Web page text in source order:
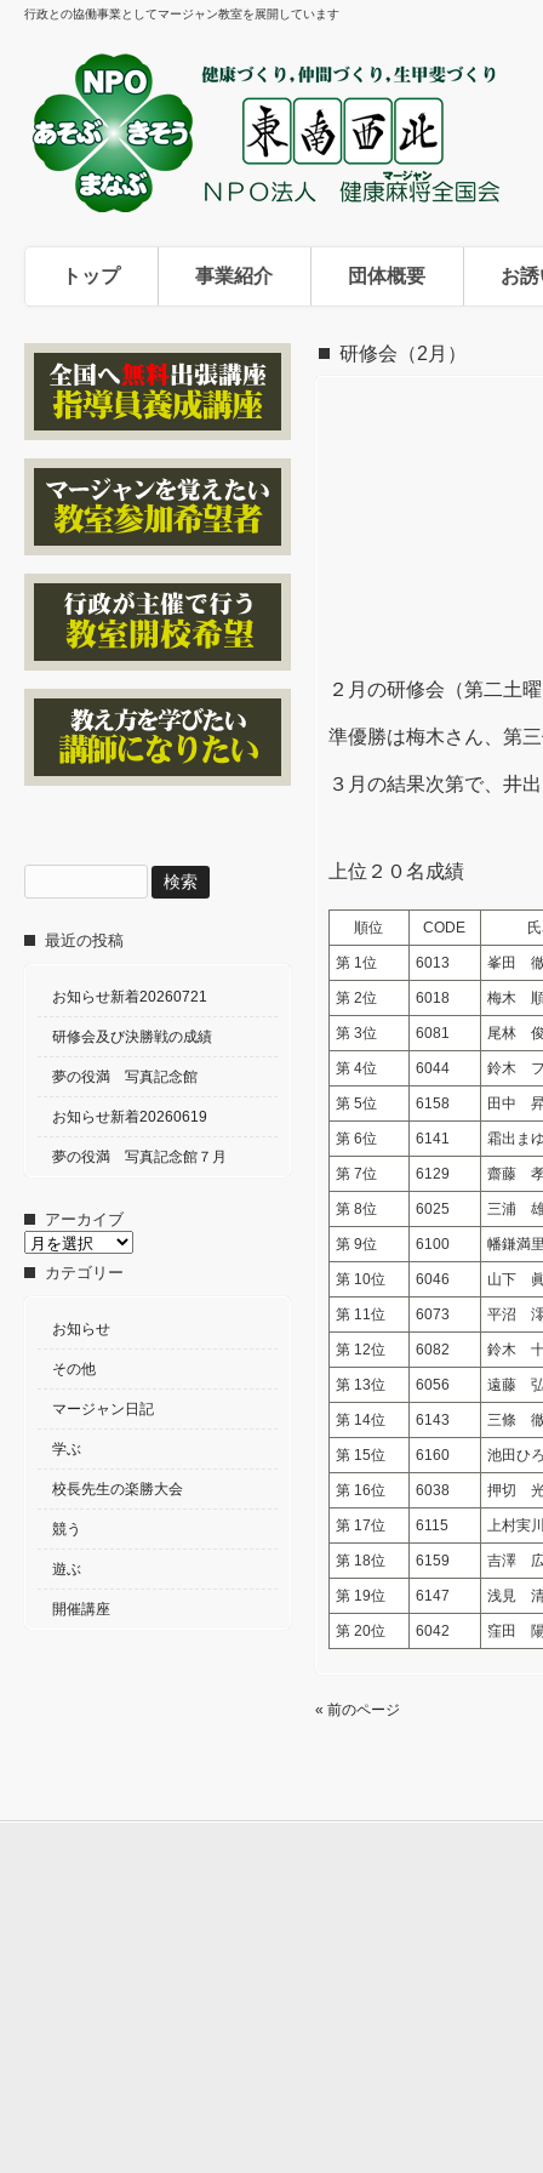
行政との協働事業としてマージャン教室を展開しています
トップ 事業紹介 団体概要 お
研修会（2月）
２月の研修会（第二土
準優勝は梅木さん、第
３月の結果次第で、井
上位２０名成績
順位 CODE
第 1位 6013 峯田
第 2位 6018 梅木
第 3位 6081 尾林
第 4位 6044 鈴木
第 5位 6158 田中
第 6位 6141 霜出ま
第 7位 6129 齋藤
第 8位 6025 三浦
第 9位 6100 幡鎌満
第 10位 6046 山下
第 11位 6073 平沼
第 12位 6082 鈴木
第 13位 6056 遠藤
第 14位 6143 三條
第 15位 6160 池田ひ
第 16位 6038 押切
第 17位 6115 上村実
第 18位 6159 吉澤
第 19位 6147 浅見
第 20位 6042 窪田
« 前のページ
索:
最近の投稿
お知らせ新着20260721
研修会及び決勝戦の成績
夢の役満 写真記念館
お知らせ新着20260619
夢の役満 写真記念館７月
アーカイブ
ア
カテゴリー
お知らせ
その他
マージャン日記
学ぶ
校長先生の楽勝大会
競う
遊ぶ
開催講座